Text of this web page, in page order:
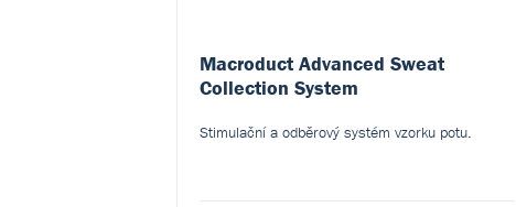
Macroduct Advanced Sweat
Collection System
Stimulační a odběrový systém vzorku potu.